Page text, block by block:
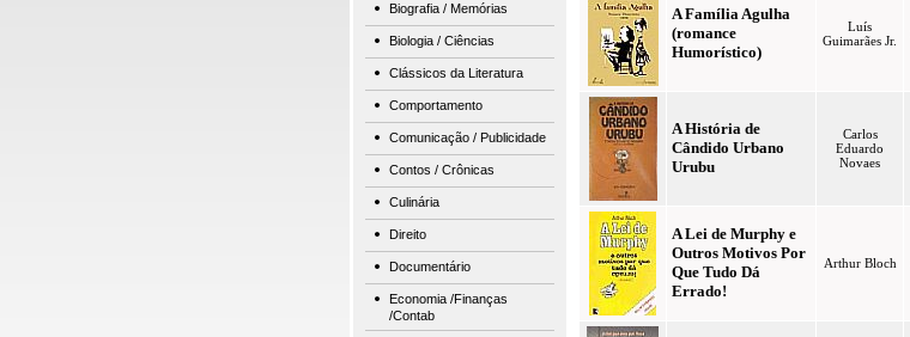
Biografia / Memórias
Biologia / Ciências
Clássicos da Literatura
Comportamento
Comunicação / Publicidade
Contos / Crônicas
Culinária
Direito
Documentário
Economia /Finanças
/Contab
A Família Agulha
(romance
Humorístico)
Luís
Guimarães Jr.
A História de
Cândido Urbano
Urubu
Carlos
Eduardo
Novaes
A Lei de Murphy e
Outros Motivos Por
Que Tudo Dá
Errado!
Arthur Bloch